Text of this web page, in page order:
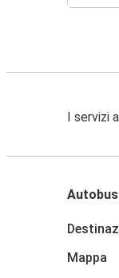
I servizi
Autobus
Mappa